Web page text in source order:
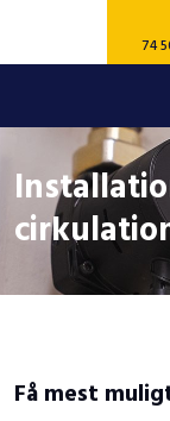
74
Få mest